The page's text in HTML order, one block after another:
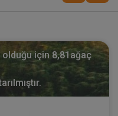
olduğu için 8,81 ağaç